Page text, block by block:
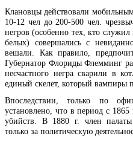
Клановцы действовали
10-12 чел до 200-500 чел.
негров (особенно тех, кто
белых) совершались с
вешали. Как правило,
Губернатор Флориды Флемминг
несчастного негра сварили в
единый скелет, который вампиры
Впоследствии, только по
установлено, что в период с
убийств. В 1880 г. член палаты
только за политическую